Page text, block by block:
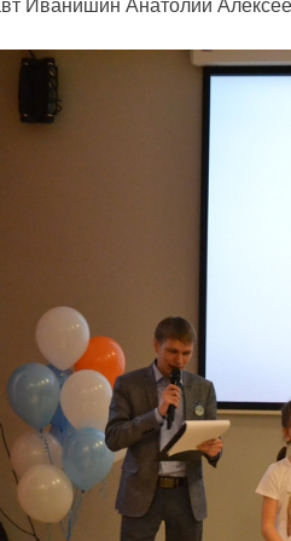
Иванишин Анатолий